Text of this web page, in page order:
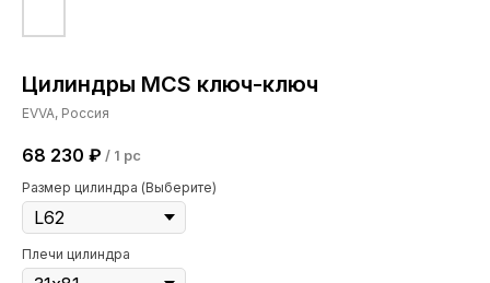
Цилиндры MCS ключ-ключ
EVVA, Россия
68 230 ₽ / 1 pc
Размер цилиндра (Выберите)
Плечи цилиндра